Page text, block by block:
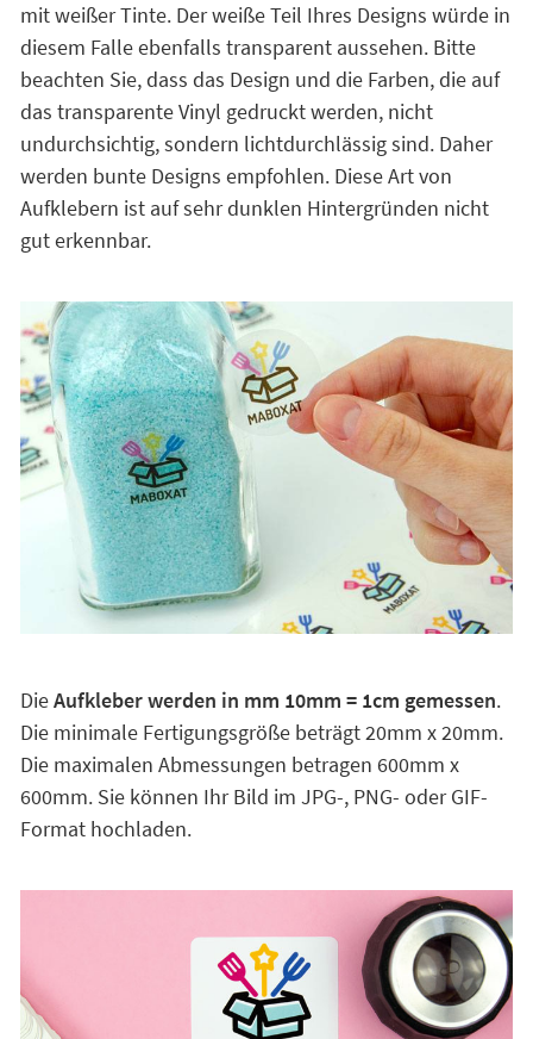
mit weißer Tinte. Der weiße Teil Ihres Designs würde in
diesem Falle ebenfalls transparent aussehen. Bitte
beachten Sie, dass das Design und die Farben, die auf
das transparente Vinyl gedruckt werden, nicht
undurchsichtig, sondern lichtdurchlässig sind. Daher
werden bunte Designs empfohlen. Diese Art von
Aufklebern ist auf sehr dunklen Hintergründen nicht
gut erkennbar.
DieAufkleber werden in mm 10mm = 1cm gemessen.
Die minimale Fertigungsgröße beträgt 20mm x 20mm.
Die maximalen Abmessungen betragen 600mm x
600mm. Sie können Ihr Bild im JPG-, PNG- oder GIF-
Format hochladen.